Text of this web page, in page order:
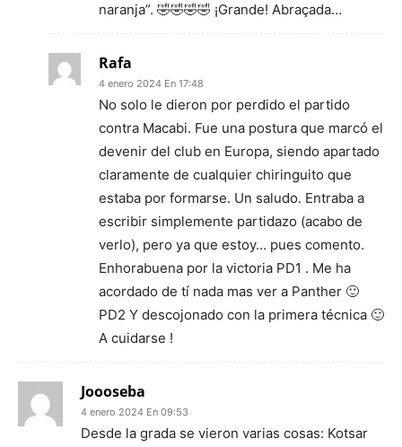
naranja”. 🤣🤣🤣🤣 ¡Grande! Abraçada…
Rafa
4 enero 2024 En 17:48
No solo le dieron por perdido el partido
contra Macabi. Fue una postura que marcó el
devenir del club en Europa, siendo apartado
claramente de cualquier chiringuito que
estaba por formarse. Un saludo. Entraba a
escribir simplemente partidazo (acabo de
verlo), pero ya que estoy… pues comento.
Enhorabuena por la victoria PD1 . Me ha
acordado de tí nada mas ver a Panther 🙂
PD2 Y descojonado con la primera técnica 🙂
A cuidarse !
Joooseba
4 enero 2024 En 09:53
Desde la grada se vieron varias cosas: Kotsar